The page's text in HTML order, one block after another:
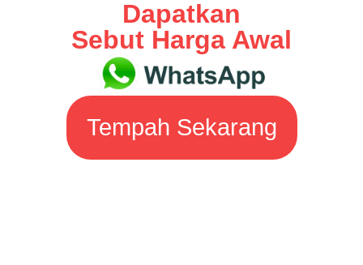
Dapatkan
Sebut Harga Awal
Tempah Sekarang